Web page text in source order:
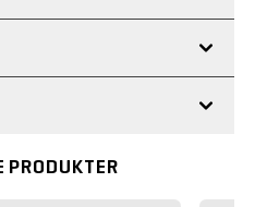
PRODUKTER